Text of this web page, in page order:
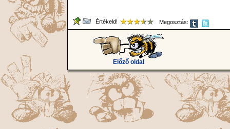
Értékeld! Megosztás:
Előző oldal